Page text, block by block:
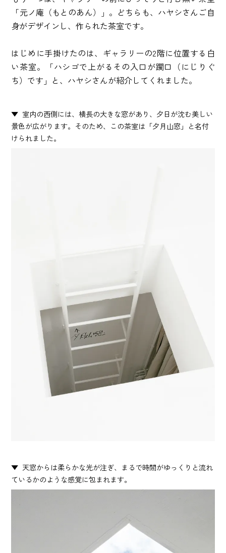
「元ノ庵（もとのあん）」。どちらも、ハヤシさんご自
身がデザインし、作られた茶室です。
はじめに手掛けたのは、ギャラリーの2階に位置する白
い茶室。「ハシゴで上がるその入口が躙口（にじりぐ
ち）です」と、ハヤシさんが紹介してくれました。
室内の西側には、横長の大きな窓があり、夕日が沈む美しい
景色が広がります。そのため、この茶室は「夕月山窓」と名付
けられました。
天窓からは柔らかな光が注ぎ、まるで時間がゆっくりと流れ
ているかのような感覚に包まれます。